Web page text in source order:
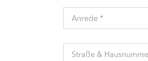
Anrede *
Straße &